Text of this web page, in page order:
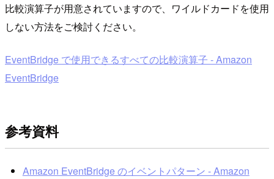
比較演算子が用意されていますので、ワイルドカードを使用
しない方法をご検討ください。
EventBridge で使用できるすべての比較演算子 - Amazon
EventBridge
参考資料
Amazon EventBridge のイベントパターン - Amazon